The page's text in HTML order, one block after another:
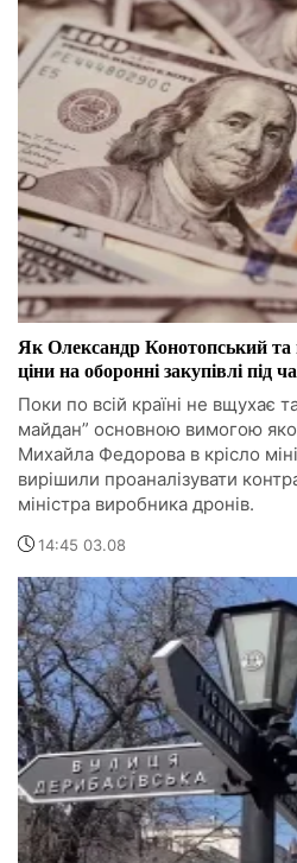
Як Олександр Конотопський та
ціни на оборонні закупівлі під
Поки по всій країні не вщухає
майдан” основною вимогою
Михайла Федорова в крісло
вирішили проаналізувати
міністра виробника дронів.
14:45 03.08